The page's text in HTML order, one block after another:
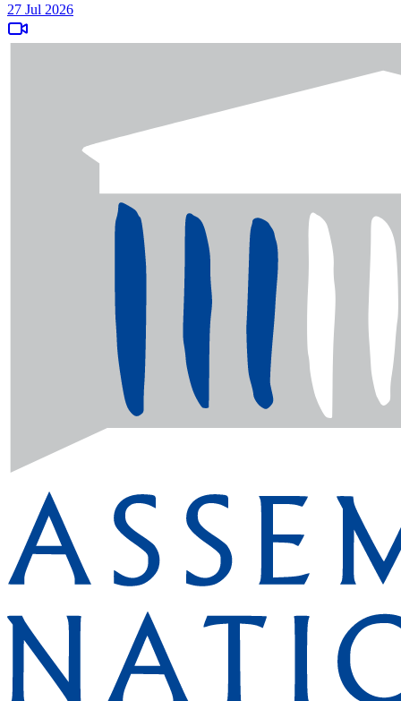
27 Jul 2026